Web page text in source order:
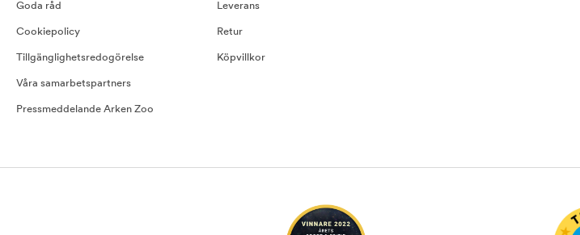
Goda råd
Cookiepolicy
Tillgänglighetsredogörelse
Våra samarbetspartners
Pressmeddelande Arken Zoo
Leverans
Retur
Köpvillkor